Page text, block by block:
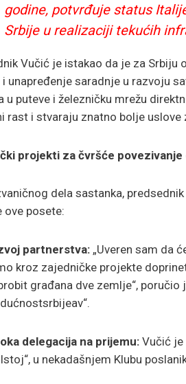
godine, potvrđuje status
Srbije u realizaciji tekućih
Vučić je istakao da je za
unapređenje saradnje u razvoju
u puteve i železničku mrežu
rast i stvaraju znatno bolje uslove
projekti za čvršće
dela sastanka,
ove posete:
partnerstva: „Uveren sam da
kroz zajedničke projekte
građana dve zemlje“,
delegacija na prijemu: Vučić je
u nekadašnjem Klubu